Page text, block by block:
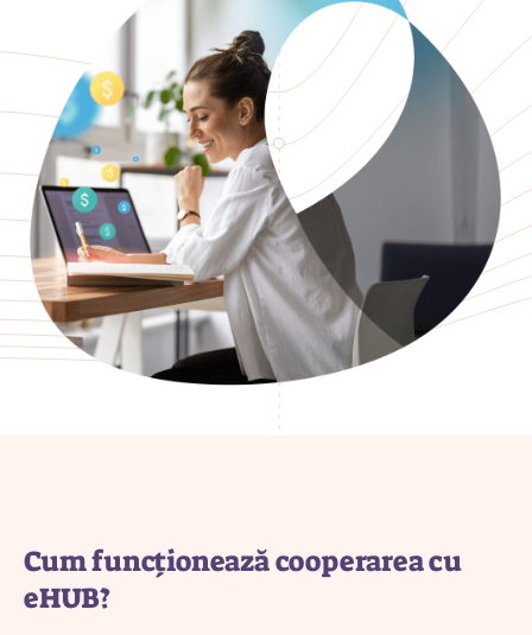
Cum funcționează cooperarea cu
eHUB?